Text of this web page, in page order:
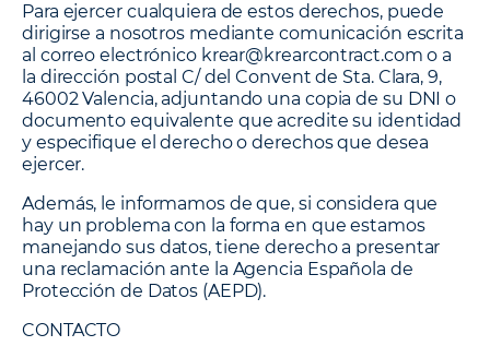
Para ejercer cualquiera de estos derechos, puede
dirigirse a nosotros mediante comunicación escrita
al correo electrónico krear@krearcontract.com o a
la dirección postal C/ del Convent de Sta. Clara, 9,
46002 Valencia, adjuntando una copia de su DNI o
documento equivalente que acredite su identidad
y especifique el derecho o derechos que desea
ejercer.
Además, le informamos de que, si considera que
hay un problema con la forma en que estamos
manejando sus datos, tiene derecho a presentar
una reclamación ante la Agencia Española de
Protección de Datos (AEPD).
CONTACTO